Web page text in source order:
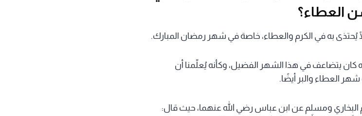
العطاء؟
يُحتذى به في الكرم والعطاء، خاصة في شهر رمضان المبارك.
يتضاعف في هذا الشهر الفضيل، وكأنه يُعلّمنا أن
العطاء والبر أيضًا.
البخاري ومسلم عن ابن عباس رضي الله عنهما، حيث قال: